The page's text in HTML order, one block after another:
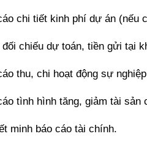
chi tiết kinh phí dự án (nếu
đối chiếu dự toán, tiền gửi tại
thu, chi hoạt động sự
tình hình tăng, giảm tài sản
minh báo cáo tài chính.